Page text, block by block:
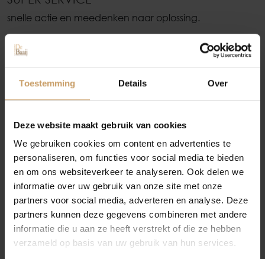
Toestemming Details Over
Deze website maakt gebruik van cookies
We gebruiken cookies om content en advertenties te
personaliseren, om functies voor social media te bieden
en om ons websiteverkeer te analyseren. Ook delen we
informatie over uw gebruik van onze site met onze
partners voor social media, adverteren en analyse. Deze
partners kunnen deze gegevens combineren met andere
informatie die u aan ze heeft verstrekt of die ze hebben
verzameld op basis van uw gebruik van hun services.
snelle actie en meedenken naar oplossing.
AANBEVELEN?
Ja
10
Flavio uit
Nijmegen
NETJES VOLGENS AFSPRAAK
Goede service, vriendelijk en behulpzaam personeel
Occasions
Autolease
Autoverzekeringen
Verkoop
Auto onderhoud